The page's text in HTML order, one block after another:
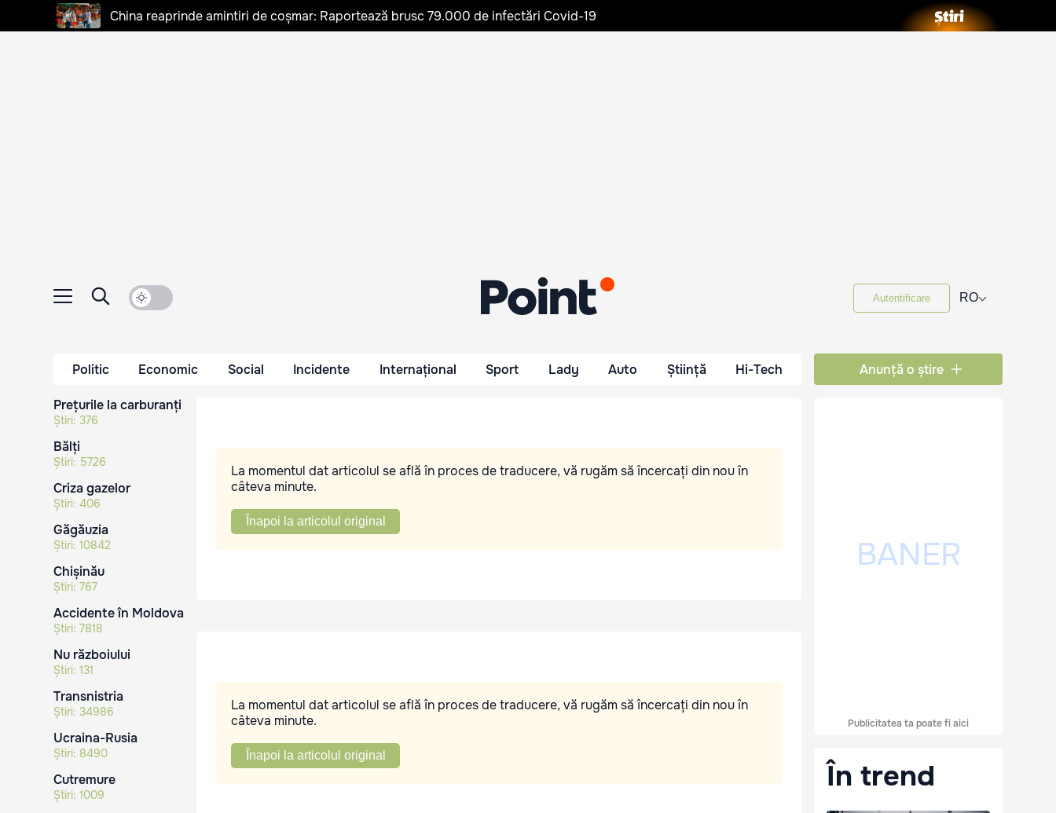
China reaprinde amintiri de coșmar: Raportează brusc 79.000 de infectări Covid-19
Autentificare RO⌵
Politic Economic Social Incidente Internațional Sport Lady Auto Știință Hi-Tech Anunță o știre
Prețurile la carburanți
Știri: 376
Bălți
Știri: 5726
Criza gazelor
Știri: 406
Găgăuzia
Știri: 10842
Chișinău
Știri: 767
Accidente în Moldova
Știri: 7818
Nu războiului
Știri: 131
Transnistria
Știri: 34986
Ucraina-Rusia
Știri: 8490
Cutremure
Știri: 1009
La momentul dat articolul se află în proces de traducere, vă rugăm să încercați din nou în
câteva minute.
Înapoi la articolul original
La momentul dat articolul se află în proces de traducere, vă rugăm să încercați din nou în
câteva minute.
Înapoi la articolul original
Publicitatea ta poate fi aici
În trend